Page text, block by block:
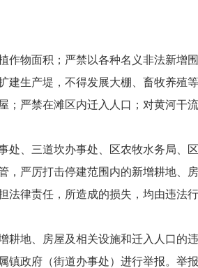
作物面积；严禁以各种名义非法新
建生产堤，不得发展大棚、畜牧养
；严禁在滩区内迁入人口；对黄河干
处、三道坎办事处、区农牧水务局
，严厉打击停建范围内的新增耕地
律责任，所造成的损失，均由违法
耕地、房屋及相关设施和迁入人口
政府（街道办事处）进行举报。举报